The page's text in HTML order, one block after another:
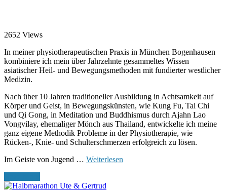
2652 Views
In meiner physiotherapeutischen Praxis in München Bogenhausen
kombiniere ich mein über Jahrzehnte gesammeltes Wissen
asiatischer Heil- und Bewegungsmethoden mit fundierter westlicher
Medizin.
Nach über 10 Jahren traditioneller Ausbildung in Achtsamkeit auf
Körper und Geist, in Bewegungskünsten, wie Kung Fu, Tai Chi
und Qi Gong, in Meditation und Buddhismus durch Ajahn Lao
Vongvilay, ehemaliger Mönch aus Thailand, entwickelte ich meine
ganz eigene Methodik Probleme in der Physiotherapie, wie
Rücken-, Knie- und Schulterschmerzen erfolgreich zu lösen.
Im Geiste von Jugend … Weiterlesen